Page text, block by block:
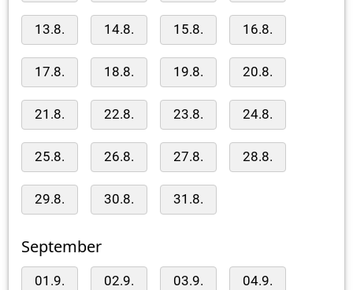
13.8. 14.8. 15.8. 16.8.
17.8. 18.8. 19.8. 20.8.
21.8. 22.8. 23.8. 24.8.
25.8. 26.8. 27.8. 28.8.
29.8. 30.8. 31.8.
September
01.9. 02.9. 03.9. 04.9.